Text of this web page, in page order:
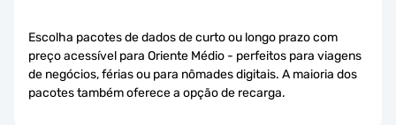
Escolha pacotes de dados de curto ou longo prazo com
preço acessível para Oriente Médio - perfeitos para viagens
de negócios, férias ou para nômades digitais. A maioria dos
pacotes também oferece a opção de recarga.